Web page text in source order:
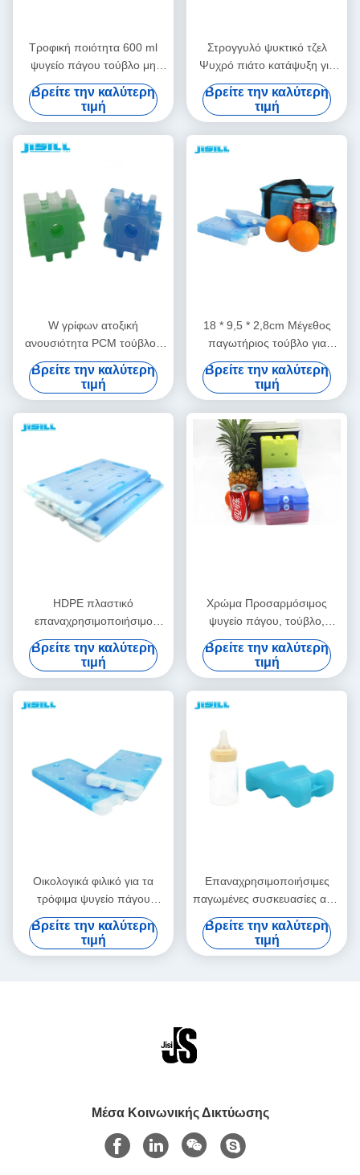
Τροφική ποιότητα 600 ml
ψυγείο πάγου τούβλο μη
καυστικό για μεταφορά με
ψυχρή αλυσίδα για τρόφιμα
κατεψυγμένα
Βρείτε την καλύτερη
τιμή
Στρογγυλό ψυκτικό τζελ
Ψυχρό πιάτο κατάψυξη για
φρούτα και τρόφιμα Φρέσκα,
περιεκτικότητα 860 ml για
τρόφιμα κατεψυγμένα
Βρείτε την καλύτερη
τιμή
W γρίφων ατοξική
ανουσιότητα PCM τούβλου
πάγου πιό δροσερή μέσα
στο υλικό για τα ποτά
παγωμένων τροφίμων
Βρείτε την καλύτερη
τιμή
18 * 9,5 * 2,8cm Μέγεθος
παγωτήριος τούβλο για
μόνωση κουτιά ψύξης με
διάφορα χρώματα για
τρόφιμα κατεψυγμένα
Βρείτε την καλύτερη
τιμή
HDPE πλαστικό
επαναχρησιμοποιήσιμο
μεγάλο τούβλο ψυκτικού για
τη μεταφορά ψυχρής
αλυσίδας για τα τρόφιμα
κατάψυξη
Βρείτε την καλύτερη
τιμή
Χρώμα Προσαρμόσιμος
ψυγείο πάγου, τούβλο,
επαναχρησιμοποιήσιμη τζελ
ψυγείο για παγωτό για
τρόφιμα κατεψυγμένα
Βρείτε την καλύτερη
τιμή
Οικολογικά φιλικό για τα
τρόφιμα ψυγείο πάγου
τούβλο για τρόφιμα
μακροχρόνια μεταφορά για
τρόφιμα κατεψυγμένα
Βρείτε την καλύτερη
τιμή
Επαναχρησιμοποιήσιμες
παγωμένες συσκευασίες από
σκληρό πλαστικό Τροφικής
ποιότητας με κύματα Σχήμα
για μπύρα κονσέρβες για
Βρείτε την καλύτερη
τιμή
Μέσα Κοινωνικής Δικτύωσης